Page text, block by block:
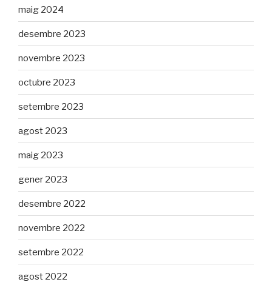
maig 2024
desembre 2023
novembre 2023
octubre 2023
setembre 2023
agost 2023
maig 2023
gener 2023
desembre 2022
novembre 2022
setembre 2022
agost 2022